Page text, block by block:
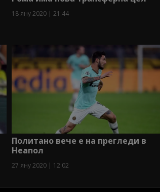
18 яну 2020 | 21:44
Политано вече е на прегледи в
Неапол
27 яну 2020 | 12:02